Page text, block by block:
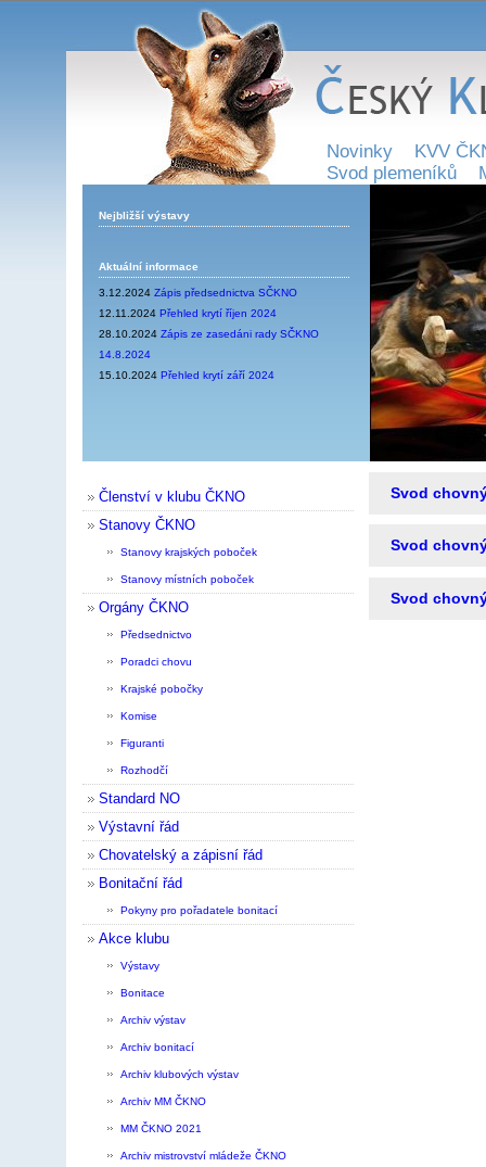
Novinky
KVV
Svod plemeníků
Nejbližší výstavy
Aktuální informace
3.12.2024 Zápis předsednictva SČKNO
12.11.2024 Přehled krytí říjen 2024
28.10.2024 Zápis ze zasedáni rady SČKNO
14.8.2024
15.10.2024 Přehled krytí září 2024
Členství v klubu ČKNO
Stanovy ČKNO
Stanovy krajských poboček
Stanovy místních poboček
Orgány ČKNO
Předsednictvo
Poradci chovu
Krajské pobočky
Komise
Figuranti
Rozhodčí
Standard NO
Výstavní řád
Chovatelský a zápisní řád
Bonitační řád
Pokyny pro pořadatele bonitací
Akce klubu
Výstavy
Bonitace
Archiv výstav
Archiv bonitací
Archiv klubových výstav
Archiv MM ČKNO
MM ČKNO 2021
Archiv mistrovství mládeže ČKNO
Svod
Svod
Svod